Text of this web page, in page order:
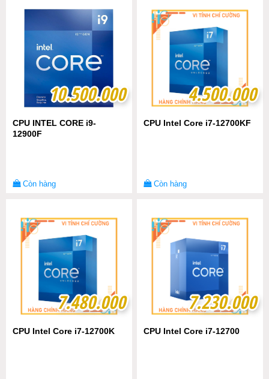
10.500.000
10.500.000
CPU INTEL CORE i9-
12900F
Còn hàng
4.500.000
4.500.000
CPU Intel Core i7-12700KF
Còn hàng
7.480.000
7.480.000
CPU Intel Core i7-12700K
7.230.000
7.230.000
CPU Intel Core i7-12700